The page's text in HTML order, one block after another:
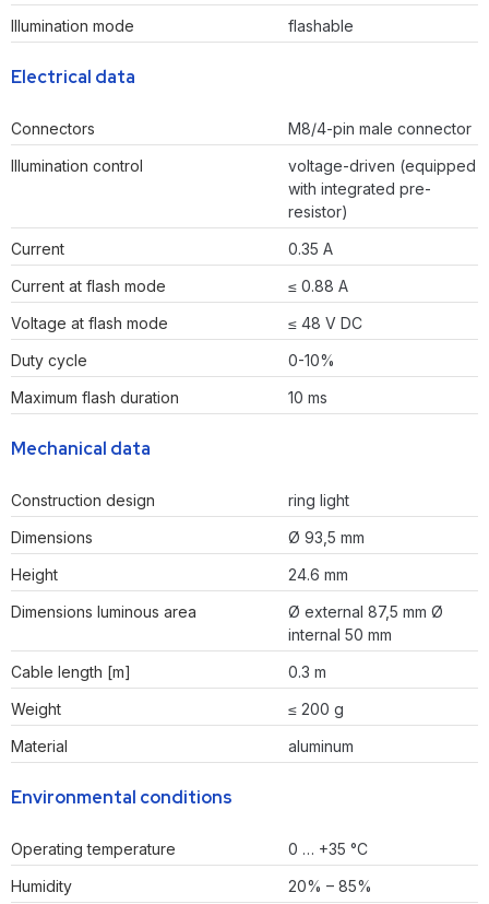
Illumination mode
flashable
Electrical data
Connectors
M8/4-pin male connector
Illumination control
voltage-driven (equipped
with integrated pre-
resistor)
Current
0.35 A
Current at flash mode
≤ 0.88 A
Voltage at flash mode
≤ 48 V DC
Duty cycle
0-10%
Maximum flash duration
10 ms
Mechanical data
Construction design
ring light
Dimensions
Ø 93,5 mm
Height
24.6 mm
Dimensions luminous area
Ø external 87,5 mm Ø
internal 50 mm
Cable length [m]
0.3 m
Weight
≤ 200 g
Material
aluminum
Environmental conditions
Operating temperature
0 … +35 °C
Humidity
20% – 85%